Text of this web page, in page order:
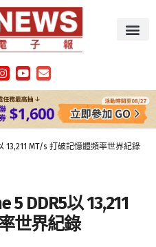
13,211 MT/s 打破記憶體頻率世界紀錄
DDR5以 13,211
世界紀錄